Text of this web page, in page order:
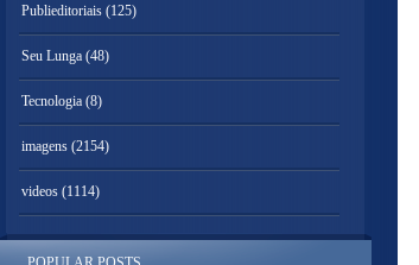
Publieditoriais (125)
Seu Lunga (48)
Tecnologia (8)
imagens (2154)
videos (1114)